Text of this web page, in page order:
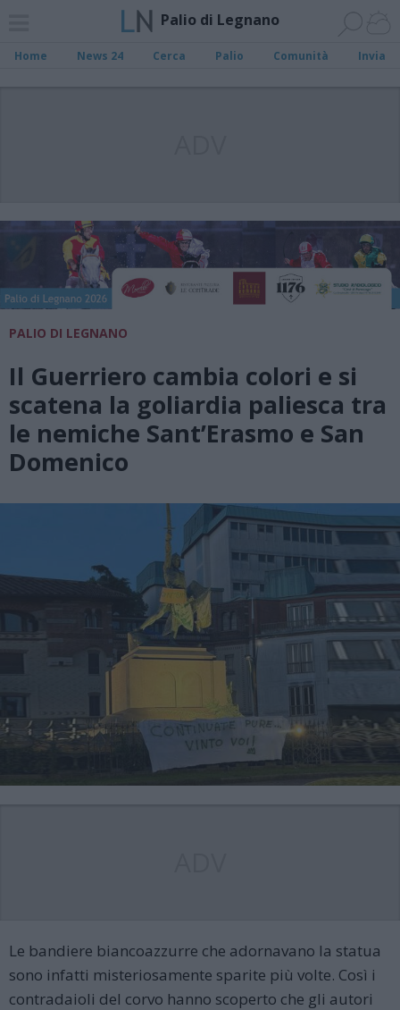
Palio di Legnano
Home News 24 Cerca Palio Comunità Invia
PALIO DI LEGNANO
Il Guerriero cambia colori e si
scatena la goliardia paliesca tra
le nemiche Sant’Erasmo e San
Domenico
Le bandiere biancoazzurre che adornavano la statua
sono infatti misteriosamente sparite più volte. Così i
contradaioli del corvo hanno scoperto che gli autori